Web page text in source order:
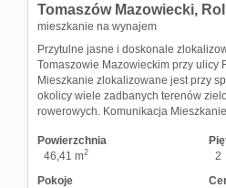
Tomaszów Mazowiecki,
mieszkanie na wynajem
Przytulne jasne i doskonale
Tomaszowie Mazowieckim przy ulicy
Mieszkanie zlokalizowane jest przy
okolicy wiele zadbanych terenów
rowerowych. Komunikacja Mieszkanie
Powierzchnia
46,41 m2
2
Pokoje